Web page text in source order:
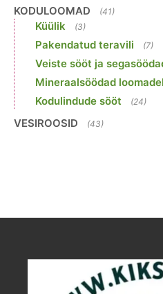
KODULOOMAD (41)
Küülik (3)
Pakendatud teravili (7)
Veiste sööt ja
Mineraalsöödad
Kodulindude sööt (24)
VESIROOSID (43)